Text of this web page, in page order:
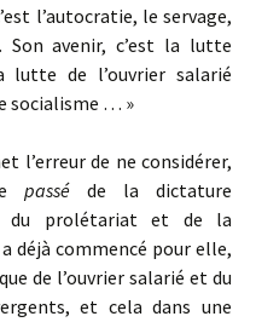
l’autocratie, le servage,
avenir, c’est la lutte
de l’ouvrier salarié
socialisme … »
l’erreur de ne considérer,
passé de la dictature
du prolétariat et de la
a déjà commencé pour elle,
de l’ouvrier salarié et du
et cela dans une